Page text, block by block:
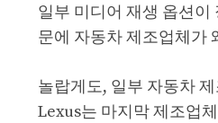
일부 미디어 재생 옵션이
문에 자동차 제조업체가
놀랍게도, 일부 자동차
Lexus는 마지막 제조업